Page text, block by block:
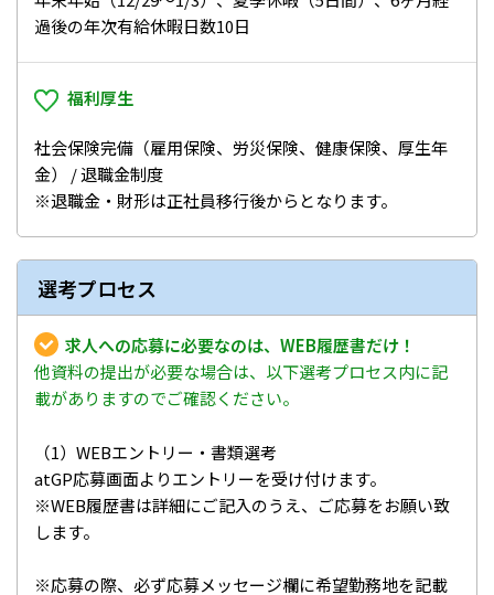
過後の年次有給休暇日数10日
福利厚生
社会保険完備（雇用保険、労災保険、健康保険、厚生年
金） / 退職金制度
※退職金・財形は正社員移行後からとなります。
選考プロセス
求人への応募に必要なのは、WEB履歴書だけ！
他資料の提出が必要な場合は、以下選考プロセス内に記
載がありますのでご確認ください。
（1）WEBエントリー・書類選考
atGP応募画面よりエントリーを受け付けます。
※WEB履歴書は詳細にご記入のうえ、ご応募をお願い致
します。
※応募の際、必ず応募メッセージ欄に希望勤務地を記載